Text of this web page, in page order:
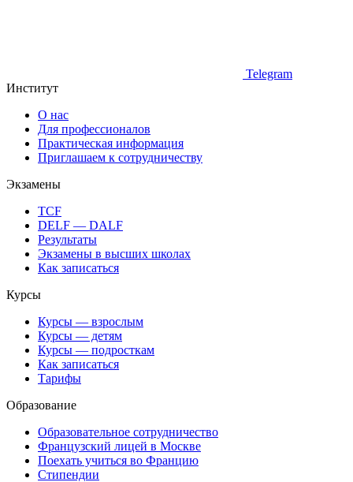
Telegram
Институт
О нас
Для профессионалов
Практическая информация
Приглашаем к сотрудничеству
Экзамены
TCF
DELF — DALF
Результаты
Экзамены в высших школах
Как записаться
Курсы
Курсы — взрослым
Курсы — детям
Курсы — подросткам
Как записаться
Тарифы
Образование
Образовательное сотрудничество
Французский лицей в Москве
Поехать учиться во Францию
Стипендии